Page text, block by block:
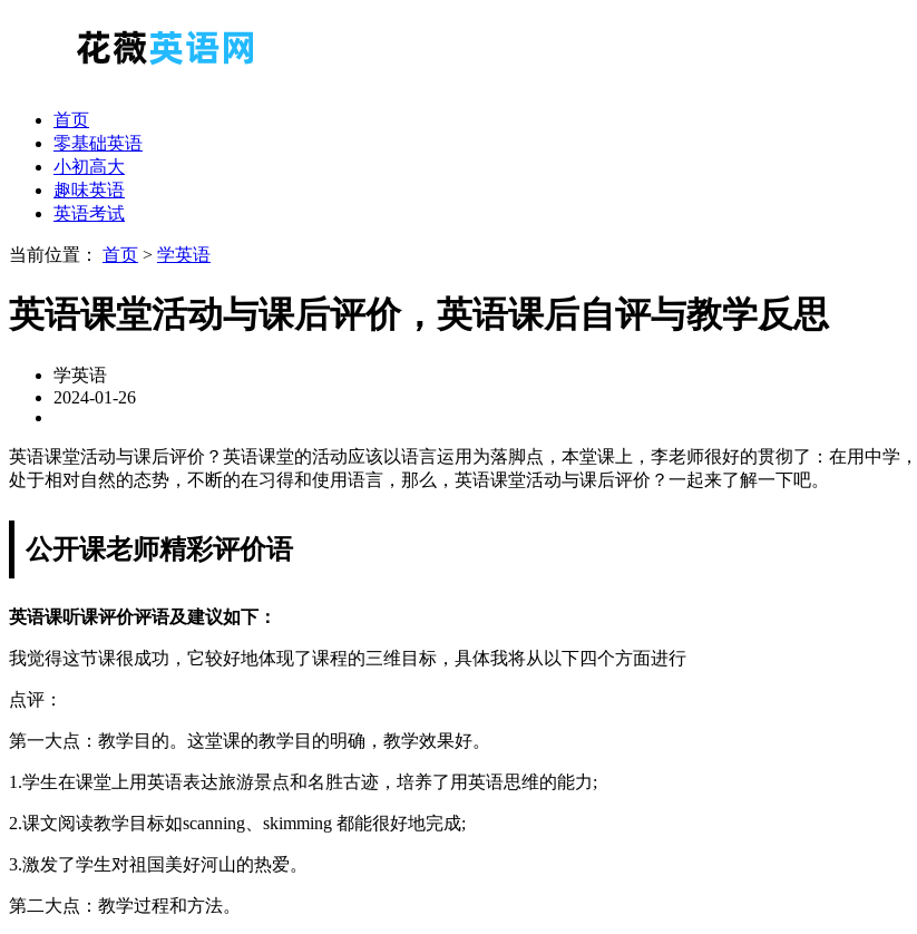
首页
零基础英语
小初高大
趣味英语
英语考试
当前位置： 首页 > 学英语
英语课堂活动与课后评价，英语课后自评与教学反思
学英语
2024-01-26
英语课堂活动与课后评价？英语课堂的活动应该以语言运用为落脚点，本堂课上，李老师很好的贯彻了：在用中
处于相对自然的态势，不断的在习得和使用语言，那么，英语课堂活动与课后评价？一起来了解一下吧。
公开课老师精彩评价语
英语课听课评价评语及建议如下：
我觉得这节课很成功，它较好地体现了课程的三维目标，具体我将从以下四个方面进行
点评：
第一大点：教学目的。这堂课的教学目的明确，教学效果好。
1.学生在课堂上用英语表达旅游景点和名胜古迹，培养了用英语思维的能力;
2.课文阅读教学目标如scanning、skimming 都能很好地完成;
3.激发了学生对祖国美好河山的热爱。
第二大点：教学过程和方法。